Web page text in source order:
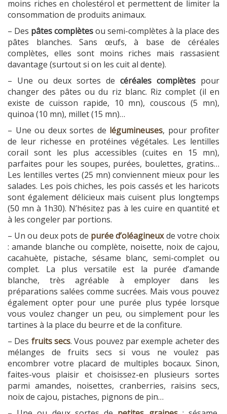
moins riches en cholestérol et permettent de limiter la
consommation de produits animaux.
– Des pâtes complètesou semi-complètes à la place des
pâtes blanches. Sans œufs, à base de céréales
complètes, elles sont moins riches mais rassasient
davantage (surtout si on les cuit al dente).
– Une ou deux sortes de céréales complètes pour
changer des pâtes ou du riz blanc. Riz complet (il en
existe de cuisson rapide, 10 mn), couscous (5 mn),
quinoa (10 mn), millet (15 mn)…
– Une ou deux sortes de légumineuses, pour profiter
de leur richesse en protéines végétales. Les lentilles
corail sont les plus accessibles (cuites en 15 mn),
parfaites pour les soupes, purées, boulettes, gratins…
Les lentilles vertes (25 mn) conviennent mieux pour les
salades. Les pois chiches, les pois cassés et les haricots
sont également délicieux mais cuisent plus longtemps
(50 mn à 1h30). N’hésitez pas à les cuire en quantité et
à les congeler par portions.
– Un ou deux pots de purée d’oléagineuxde votre choix
: amande blanche ou complète, noisette, noix de cajou,
cacahuète, pistache, sésame blanc, semi-complet ou
complet. La plus versatile est la purée d’amande
blanche, très agréable à employer dans les
préparations salées comme sucrées. Mais vous pouvez
également opter pour une purée plus typée lorsque
vous voulez changer un peu, ou simplement pour les
tartines à la place du beurre et de la confiture.
– Des fruits secs. Vous pouvez par exemple acheter des
mélanges de fruits secs si vous ne voulez pas
encombrer votre placard de multiples bocaux. Sinon,
faites-vous plaisir et choisissez-en plusieurs sortes
parmi amandes, noisettes, cranberries, raisins secs,
noix de cajou, pistaches, pignons de pin…